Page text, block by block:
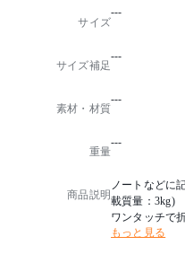
サイズ
---
サイズ補足
---
素材・材質
---
重量
---
商品説明
ノートなどに
載質量：3kg)
ワンタッチで
収納にも幅を
もっと見る